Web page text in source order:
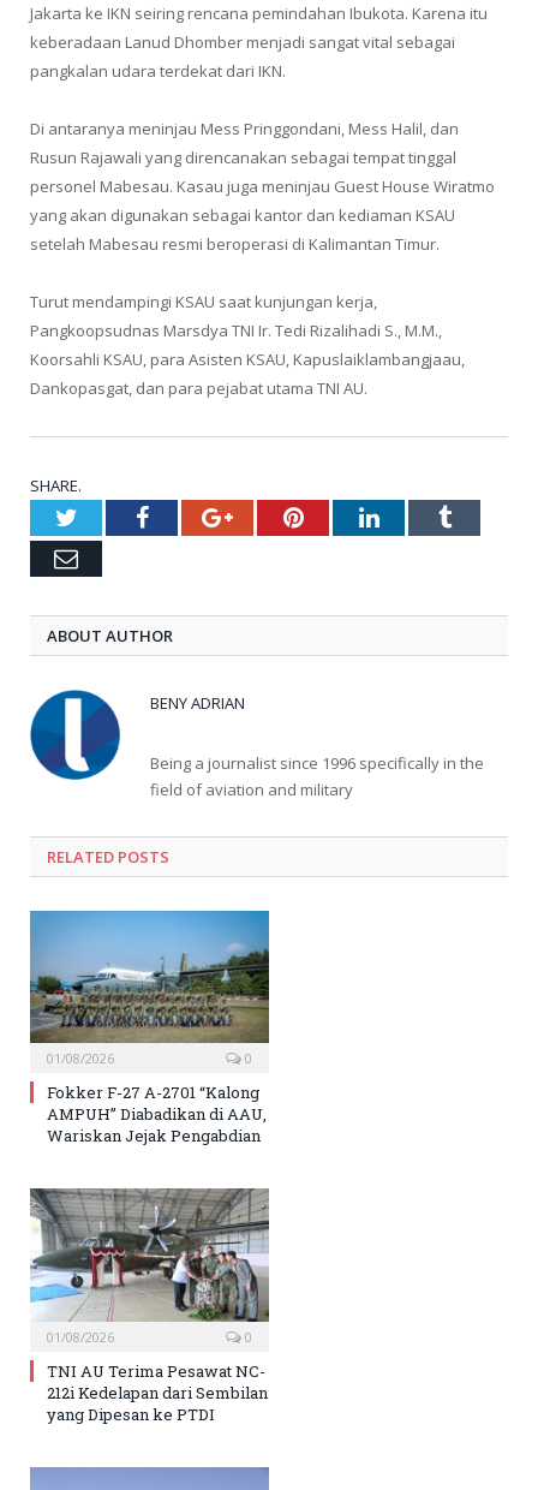
Jakarta ke IKN seiring rencana pemindahan Ibukota. Karena itu
keberadaan Lanud Dhomber menjadi sangat vital sebagai
pangkalan udara terdekat dari IKN.
Di antaranya meninjau Mess Pringgondani, Mess Halil, dan
Rusun Rajawali yang direncanakan sebagai tempat tinggal
personel Mabesau. Kasau juga meninjau Guest House Wiratmo
yang akan digunakan sebagai kantor dan kediaman KSAU
setelah Mabesau resmi beroperasi di Kalimantan Timur.
Turut mendampingi KSAU saat kunjungan kerja,
Pangkoopsudnas Marsdya TNI Ir. Tedi Rizalihadi S., M.M.,
Koorsahli KSAU, para Asisten KSAU, Kapuslaiklambangjaau,
Dankopasgat, dan para pejabat utama TNI AU.
SHARE.
TwitterFacebookGoogle+PinterestLinkedInTumblr
Email
ABOUT AUTHOR
BENY ADRIAN
Being a journalist since 1996 specifically in the
field of aviation and military
RELATED POSTS
01/08/2026 0
Fokker F-27 A-2701 “Kalong
AMPUH” Diabadikan di AAU,
Wariskan Jejak Pengabdian
01/08/2026 0
TNI AU Terima Pesawat NC-
212i Kedelapan dari Sembilan
yang Dipesan ke PTDI